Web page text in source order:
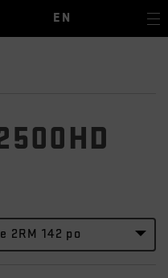
EN
2RM 142 po